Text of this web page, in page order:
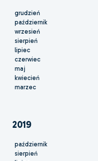
grudzień
październik
wrzesień
sierpień
lipiec
czerwiec
maj
kwiecień
marzec
2019
październik
sierpień